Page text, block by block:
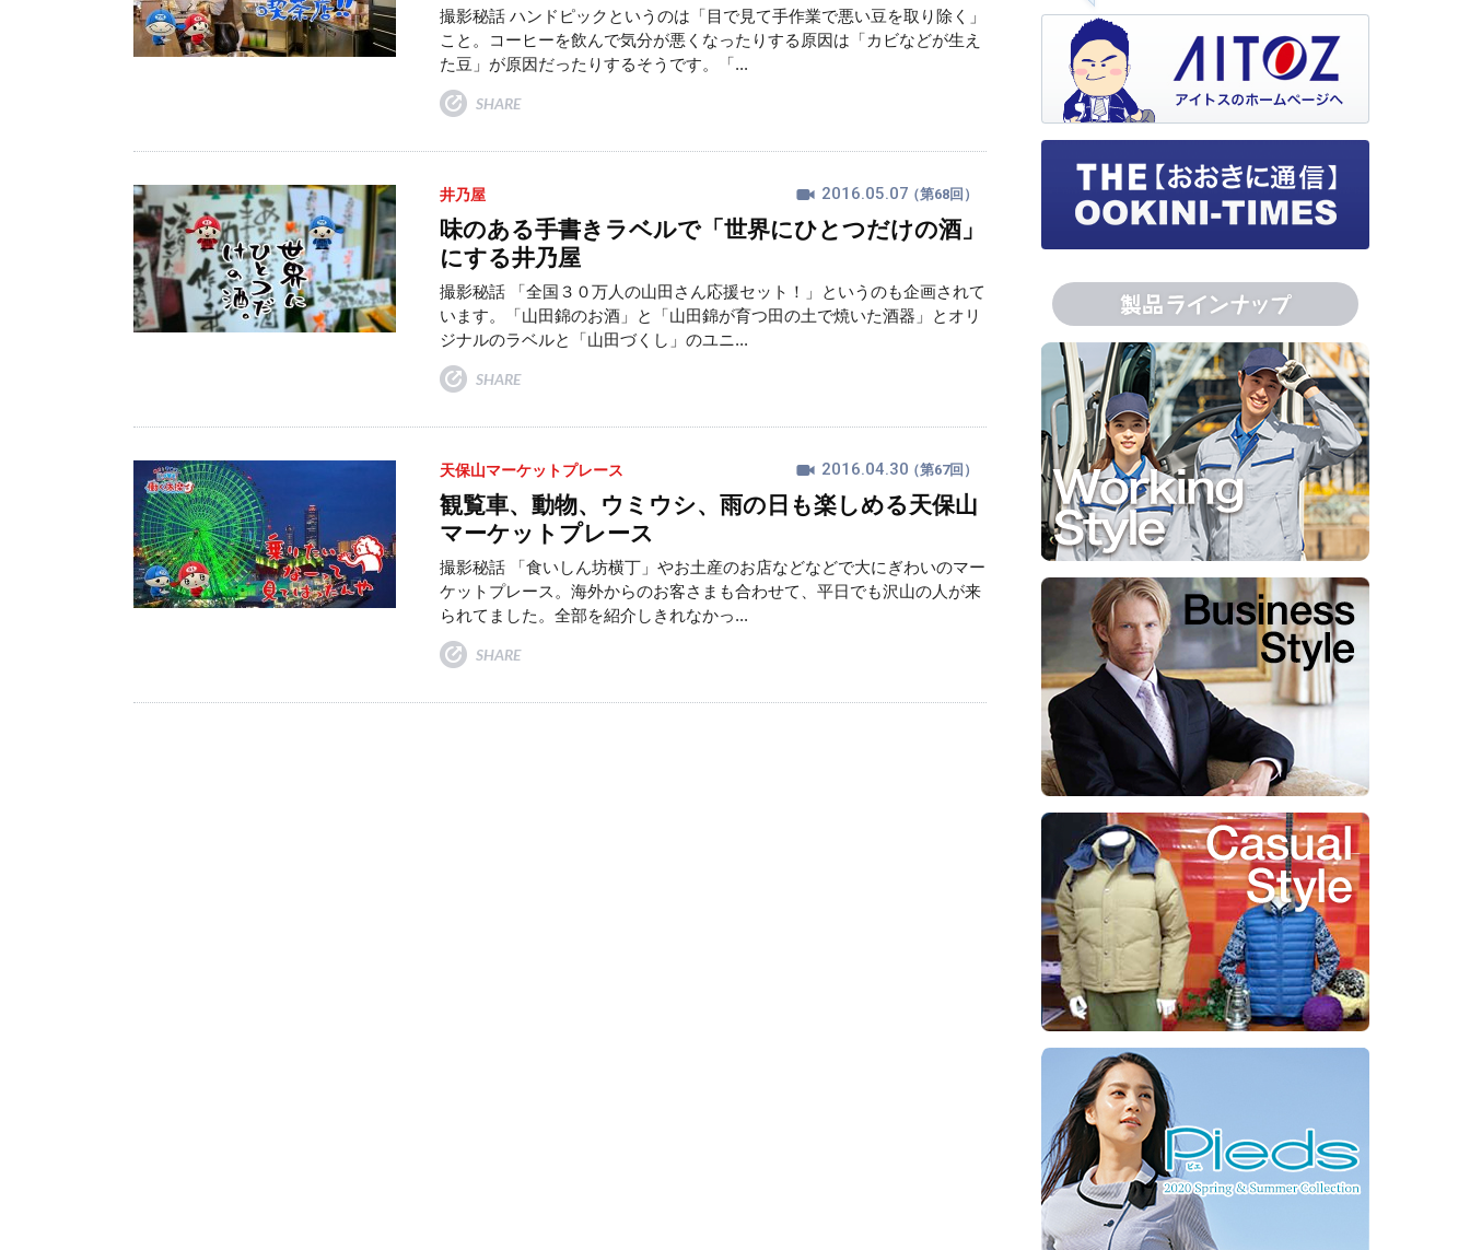
撮影秘話 ハンドピックというのは「目で見て手作業で悪い豆を取り除く」
こと。コーヒーを飲んで気分が悪くなったりする原因は「カビなどが生え
た豆」が原因だったりするそうです。「...
SHARE
井乃屋 2016.05.07（第68回）
味のある手書きラベルで「世界にひとつだけの酒」
にする井乃屋
撮影秘話 「全国３０万人の山田さん応援セット！」というのも企画されて
います。「山田錦のお酒」と「山田錦が育つ田の土で焼いた酒器」とオリ
ジナルのラベルと「山田づくし」のユニ...
SHARE
天保山マーケットプレース 2016.04.30（第67回）
観覧車、動物、ウミウシ、雨の日も楽しめる天保山
マーケットプレース
撮影秘話 「食いしん坊横丁」やお土産のお店などなどで大にぎわいのマー
ケットプレース。海外からのお客さまも合わせて、平日でも沢山の人が来
られてました。全部を紹介しきれなかっ...
SHARE